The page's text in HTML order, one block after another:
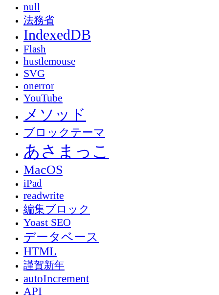
null
法務省
IndexedDB
Flash
hustlemouse
SVG
onerror
YouTube
メソッド
ブロックテーマ
あさまっこ
MacOS
iPad
readwrite
編集ブロック
Yoast SEO
データベース
HTML
謹賀新年
autoIncrement
API